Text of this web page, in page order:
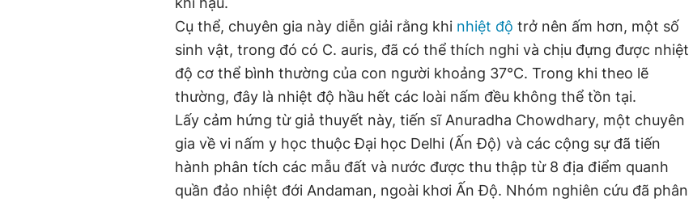
Cụ thể, chuyên gia này diễn giải rằng khi nhiệt độ trở nên ấm hơn, một số
sinh vật, trong đó có C. auris, đã có thể thích nghi và chịu đựng được nhiệt
độ cơ thể bình thường của con người khoảng 37°C. Trong khi theo lẽ
thường, đây là nhiệt độ hầu hết các loài nấm đều không thể tồn tại.
Lấy cảm hứng từ giả thuyết này, tiến sĩ Anuradha Chowdhary, một chuyên
gia về vi nấm y học thuộc Đại học Delhi (Ấn Độ) và các cộng sự đã tiến
hành phân tích các mẫu đất và nước được thu thập từ 8 địa điểm quanh
quần đảo nhiệt đới Andaman, ngoài khơi Ấn Độ. Nhóm nghiên cứu đã phân